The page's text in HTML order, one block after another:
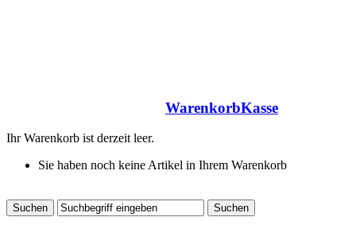
WarenkorbKasse
Ihr Warenkorb ist derzeit leer.
Sie haben noch keine Artikel in Ihrem Warenkorb